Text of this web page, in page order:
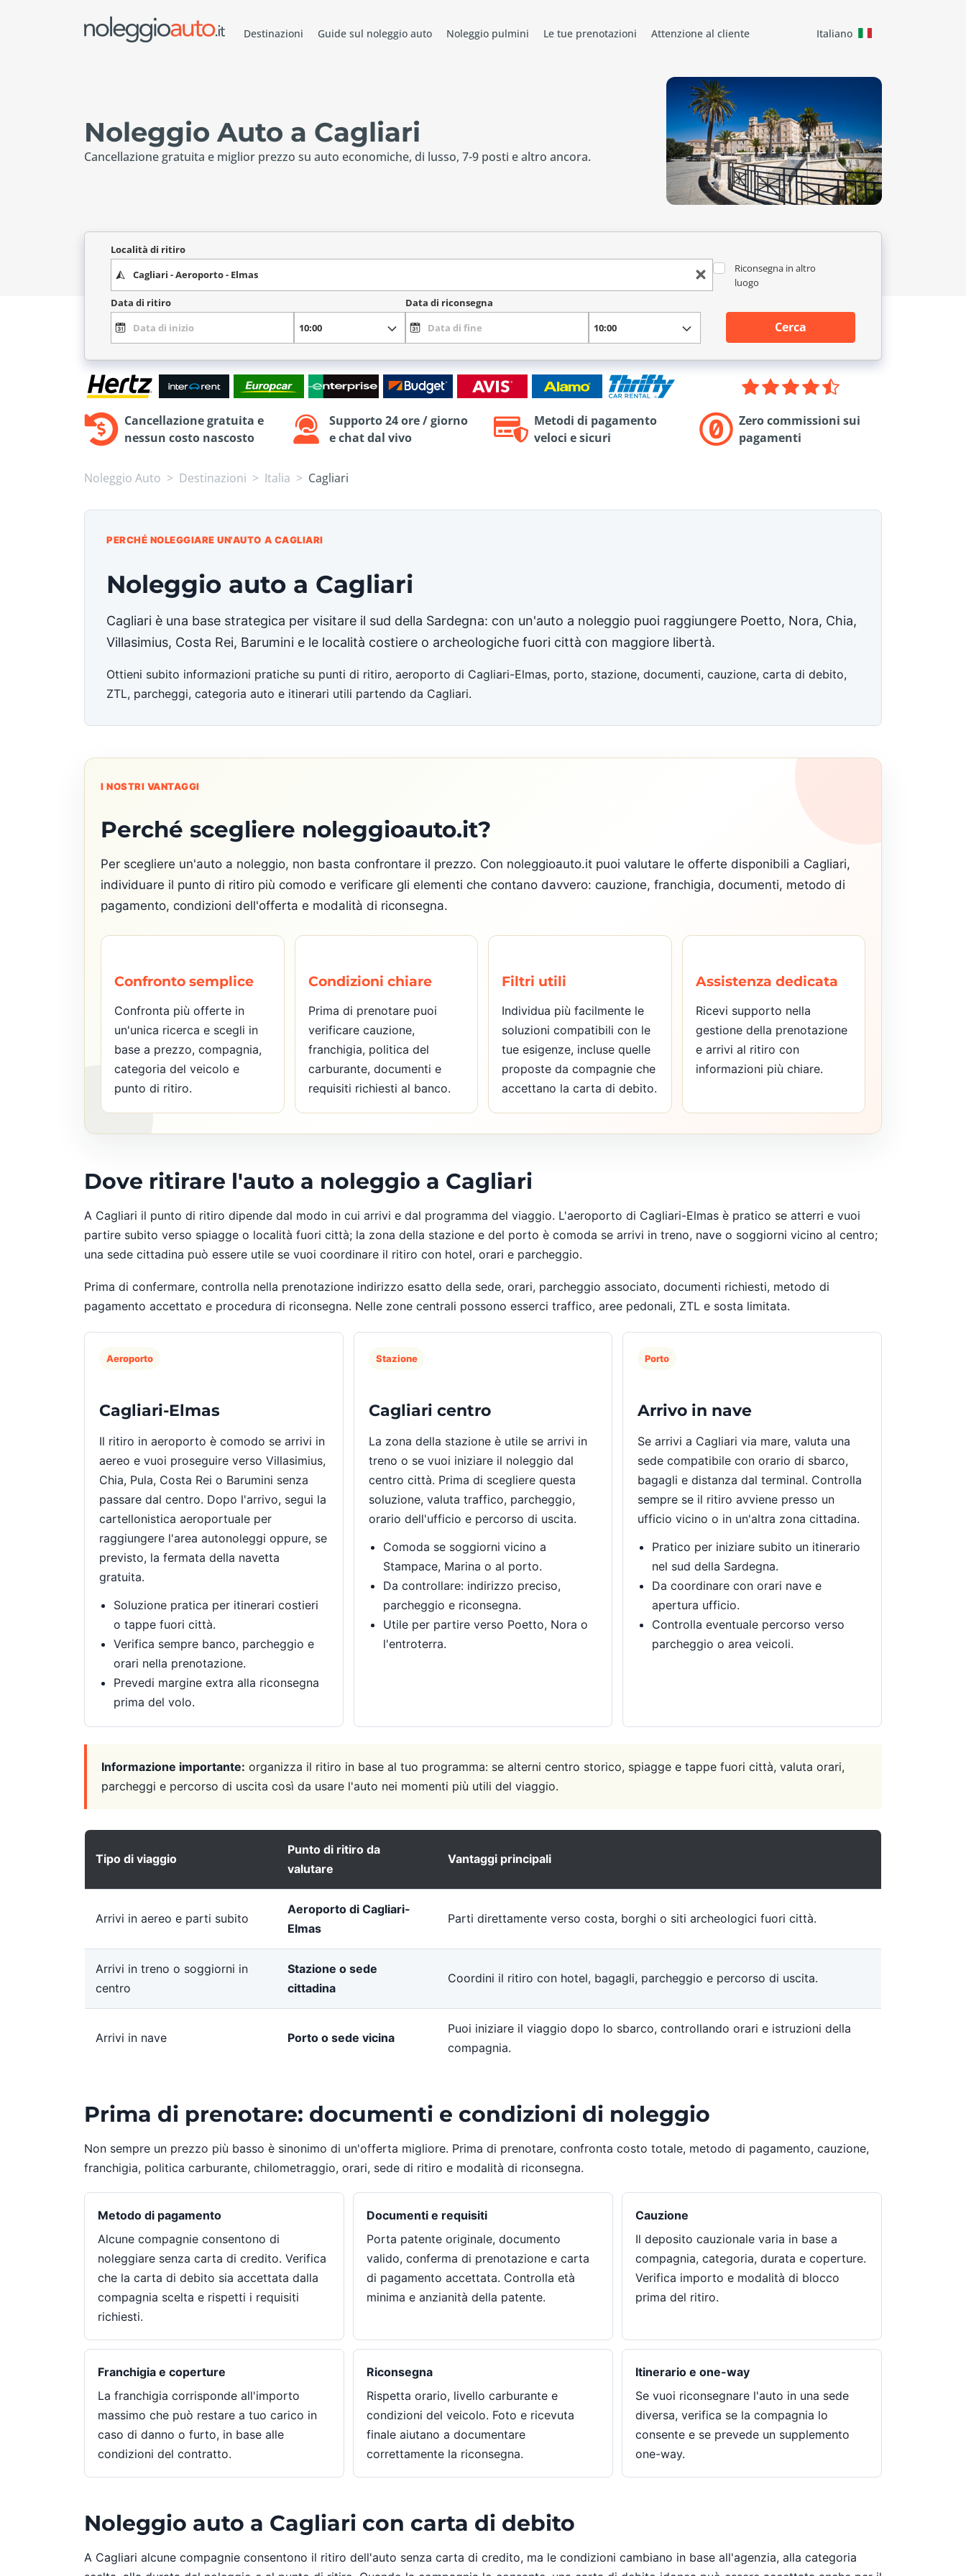
Destinazioni Guide sul noleggio auto Noleggio pulmini Le tue prenotazioni Attenzione al cliente Italiano
Noleggio Auto a Cagliari
Cancellazione gratuita e miglior prezzo su auto economiche, di lusso, 7-9 posti e altro ancora.
Località di ritiro
Riconsegna in altro
luogo
Data di ritiro
Data di riconsegna
Cerca
Cancellazione gratuita e
nessun costo nascosto
Supporto 24 ore / giorno
e chat dal vivo
Metodi di pagamento
veloci e sicuri
Zero commissioni sui
pagamenti
Noleggio Auto Destinazioni Italia Cagliari
PERCHÉ NOLEGGIARE UN'AUTO A CAGLIARI
Noleggio auto a Cagliari
Cagliari è una base strategica per visitare il sud della Sardegna: con un'auto a noleggio puoi raggiungere Poetto, Nora, Chia,
Villasimius, Costa Rei, Barumini e le località costiere o archeologiche fuori città con maggiore libertà.
Ottieni subito informazioni pratiche su punti di ritiro, aeroporto di Cagliari-Elmas, porto, stazione, documenti, cauzione, carta di debito,
ZTL, parcheggi, categoria auto e itinerari utili partendo da Cagliari.
I NOSTRI VANTAGGI
Perché scegliere noleggioauto.it?
Per scegliere un'auto a noleggio, non basta confrontare il prezzo. Con noleggioauto.it puoi valutare le offerte disponibili a Cagliari,
individuare il punto di ritiro più comodo e verificare gli elementi che contano davvero: cauzione, franchigia, documenti, metodo di
pagamento, condizioni dell'offerta e modalità di riconsegna.
Confronto semplice
Confronta più offerte in
un'unica ricerca e scegli in
base a prezzo, compagnia,
categoria del veicolo e
punto di ritiro.
Condizioni chiare
Prima di prenotare puoi
verificare cauzione,
franchigia, politica del
carburante, documenti e
requisiti richiesti al banco.
Filtri utili
Individua più facilmente le
soluzioni compatibili con le
tue esigenze, incluse quelle
proposte da compagnie che
accettano la carta di debito.
Assistenza dedicata
Ricevi supporto nella
gestione della prenotazione
e arrivi al ritiro con
informazioni più chiare.
Dove ritirare l'auto a noleggio a Cagliari
A Cagliari il punto di ritiro dipende dal modo in cui arrivi e dal programma del viaggio. L'aeroporto di Cagliari-Elmas è pratico se atterri e vuoi
partire subito verso spiagge o località fuori città; la zona della stazione e del porto è comoda se arrivi in treno, nave o soggiorni vicino al centro;
una sede cittadina può essere utile se vuoi coordinare il ritiro con hotel, orari e parcheggio.
Prima di confermare, controlla nella prenotazione indirizzo esatto della sede, orari, parcheggio associato, documenti richiesti, metodo di
pagamento accettato e procedura di riconsegna. Nelle zone centrali possono esserci traffico, aree pedonali, ZTL e sosta limitata.
Aeroporto
Cagliari-Elmas
Il ritiro in aeroporto è comodo se arrivi in
aereo e vuoi proseguire verso Villasimius,
Chia, Pula, Costa Rei o Barumini senza
passare dal centro. Dopo l'arrivo, segui la
cartellonistica aeroportuale per
raggiungere l'area autonoleggi oppure, se
previsto, la fermata della navetta
gratuita.
Soluzione pratica per itinerari costieri
o tappe fuori città.
Verifica sempre banco, parcheggio e
orari nella prenotazione.
Prevedi margine extra alla riconsegna
prima del volo.
Stazione
Cagliari centro
La zona della stazione è utile se arrivi in
treno o se vuoi iniziare il noleggio dal
centro città. Prima di scegliere questa
soluzione, valuta traffico, parcheggio,
orario dell'ufficio e percorso di uscita.
Comoda se soggiorni vicino a
Stampace, Marina o al porto.
Da controllare: indirizzo preciso,
parcheggio e riconsegna.
Utile per partire verso Poetto, Nora o
l'entroterra.
Porto
Arrivo in nave
Se arrivi a Cagliari via mare, valuta una
sede compatibile con orario di sbarco,
bagagli e distanza dal terminal. Controlla
sempre se il ritiro avviene presso un
ufficio vicino o in un'altra zona cittadina.
Pratico per iniziare subito un itinerario
nel sud della Sardegna.
Da coordinare con orari nave e
apertura ufficio.
Controlla eventuale percorso verso
parcheggio o area veicoli.
Informazione importante: organizza il ritiro in base al tuo programma: se alterni centro storico, spiagge e tappe fuori città, valuta orari,
parcheggi e percorso di uscita così da usare l'auto nei momenti più utili del viaggio.
Tipo di viaggio
Punto di ritiro da
valutare
Vantaggi principali
Arrivi in aereo e parti subito
Aeroporto di Cagliari-
Elmas
Parti direttamente verso costa, borghi o siti archeologici fuori città.
Arrivi in treno o soggiorni in
centro
Stazione o sede
cittadina
Coordini il ritiro con hotel, bagagli, parcheggio e percorso di uscita.
Arrivi in nave Porto o sede vicina
Puoi iniziare il viaggio dopo lo sbarco, controllando orari e istruzioni della
compagnia.
Prima di prenotare: documenti e condizioni di noleggio
Non sempre un prezzo più basso è sinonimo di un'offerta migliore. Prima di prenotare, confronta costo totale, metodo di pagamento, cauzione,
franchigia, politica carburante, chilometraggio, orari, sede di ritiro e modalità di riconsegna.
Metodo di pagamento
Alcune compagnie consentono di
noleggiare senza carta di credito. Verifica
che la carta di debito sia accettata dalla
compagnia scelta e rispetti i requisiti
richiesti.
Documenti e requisiti
Porta patente originale, documento
valido, conferma di prenotazione e carta
di pagamento accettata. Controlla età
minima e anzianità della patente.
Cauzione
Il deposito cauzionale varia in base a
compagnia, categoria, durata e coperture.
Verifica importo e modalità di blocco
prima del ritiro.
Franchigia e coperture
La franchigia corrisponde all'importo
massimo che può restare a tuo carico in
caso di danno o furto, in base alle
condizioni del contratto.
Riconsegna
Rispetta orario, livello carburante e
condizioni del veicolo. Foto e ricevuta
finale aiutano a documentare
correttamente la riconsegna.
Itinerario e one-way
Se vuoi riconsegnare l'auto in una sede
diversa, verifica se la compagnia lo
consente e se prevede un supplemento
one-way.
Noleggio auto a Cagliari con carta di debito
A Cagliari alcune compagnie consentono il ritiro dell'auto senza carta di credito, ma le condizioni cambiano in base all'agenzia, alla categoria